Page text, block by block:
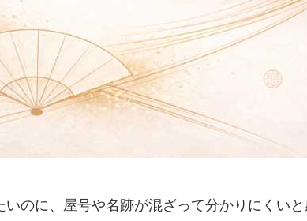
のに、屋号や名跡が混ざって分かりにくい